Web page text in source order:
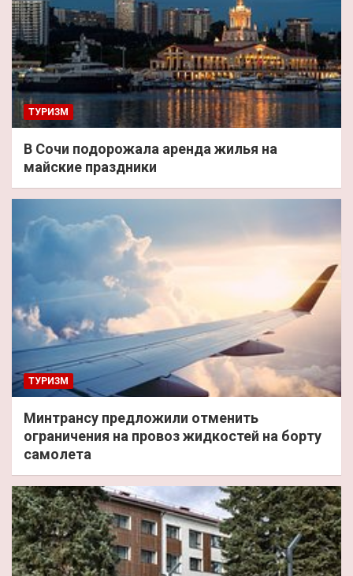
ТУРИЗМ
В Сочи подорожала аренда жилья на
майские праздники
ТУРИЗМ
Минтрансу предложили отменить
ограничения на провоз жидкостей на борту
самолета